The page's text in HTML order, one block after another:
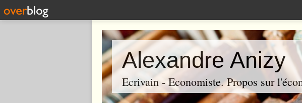
Alexandre Anizy
Ecrivain - Economiste. Propos sur